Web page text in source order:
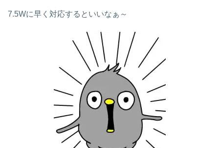
7.5Wに早く対応するといいなぁ～